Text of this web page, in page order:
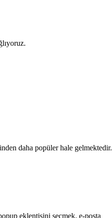
daha popüler hale gelmektedir.
eklentisini seçmek, e-posta